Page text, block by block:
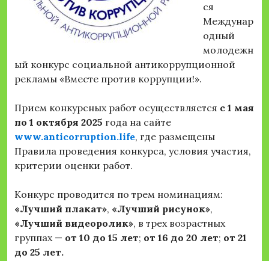
ся
Междунар
одный
молодежн
ый конкурс социальной антикоррупционной
рекламы «Вместе против коррупции!».
Прием конкурсных работ осуществляется с 1 мая
по 1 октября 2025 года на сайте
www.anticorruption.life, где размещены
Правила проведения конкурса, условия участия,
критерии оценки работ.
Конкурс проводится по трем номинациям:
«Лучший плакат», «Лучший рисунок»,
«Лучший видеоролик», в трех возрастных
группах — от 10 до 15 лет; от 16 до 20 лет; от 21
до 25 лет.